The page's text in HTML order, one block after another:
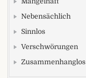
Nebensächlich
Sinnlos
Verschwörungen
Zusammenhanglos